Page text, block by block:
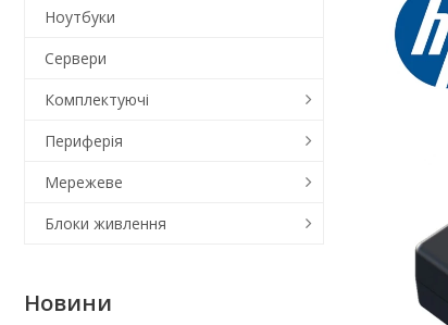
Ноутбуки
Сервери
Комплектуючі
Периферія
Мережеве
Блоки живлення
Новини